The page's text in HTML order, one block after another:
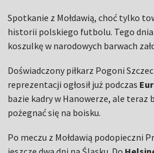
Spotkanie z Mołdawią, choć tylko
historii polskiego futbolu. Tego
koszulkę w narodowych barwach
Doświadczony piłkarz Pogoni
reprezentacji ogłosił już podczas
bazie kadry w Hanowerze, ale teraz
pożegnać się na boisku.
Po meczu z Mołdawią podopieczni